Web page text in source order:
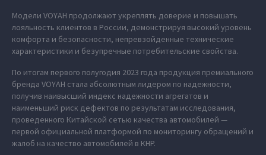
Модели VOYAH продолжают укреплять доверие и повышать
лояльность клиентов в России, демонстрируя высокий уровень
комфорта и безопасности, непревзойденные технические
характеристики и безупречные потребительские свойства.
По итогам первого полугодия 2023 года продукция премиального
бренда VOYAH стала абсолютным лидером по надежности,
получив наивысший индекс надежности агрегатов и
наименьший риск дефектов по результатам исследования,
проведенного Китайской сетью качества автомобилей —
первой официальной платформой по мониторингу обращений и
жалоб на качество автомобилей в КНР.